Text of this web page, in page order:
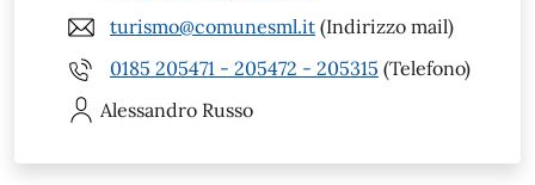
turismo@comunesml.it (Indirizzo mail)
0185 205471 - 205472 - 205315 (Telefono)
Alessandro Russo